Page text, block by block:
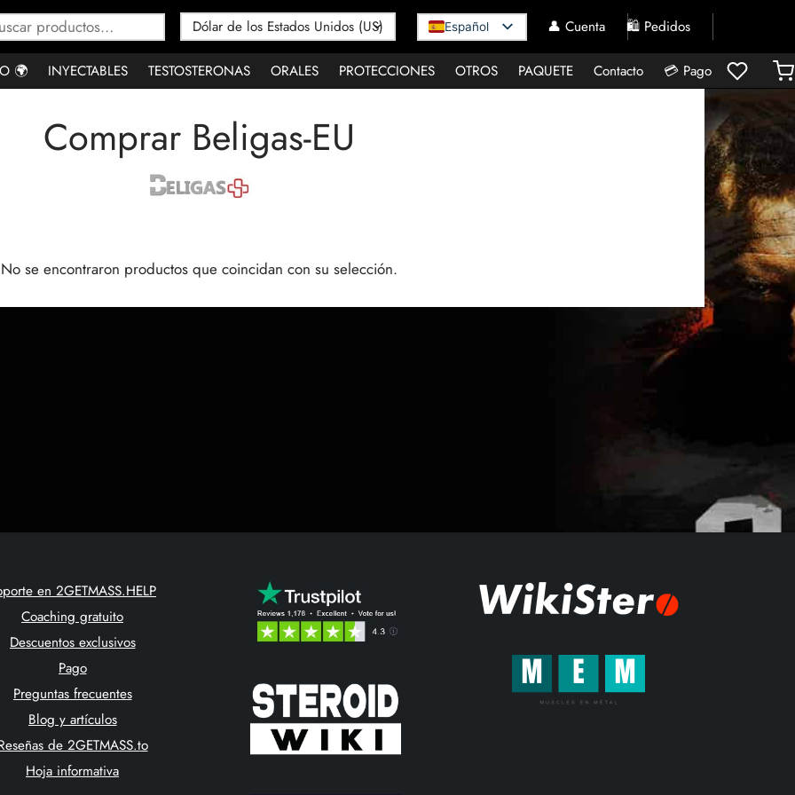
Buscar
por:
Español 👤 Cuenta 🛍️ Pedidos
🌍 INYECTABLES TESTOSTERONAS ORALES PROTECCIONES OTROS PAQUETE Contacto 💳 Pago
Comprar Beligas-EU
No se encontraron productos que coincidan con su selección.
en 2GETMASS.HELP
Coaching gratuito
Descuentos exclusivos
Pago
Preguntas frecuentes
Blog y artículos
de 2GETMASS.to
Hoja informativa